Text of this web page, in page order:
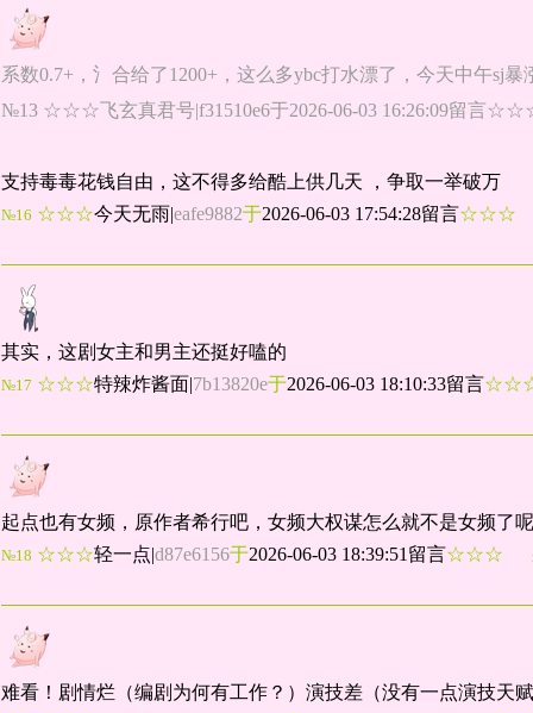
系数0.7+，氵合给了1200+，这么多ybc打水漂了，今天中午sj
№13 ☆☆☆飞玄真君号|f31510e6于2026-06-03 16:26:09留言
支持毒毒花钱自由，这不得多给酷上供几天 ，争取一举破万
№16 ☆☆☆今天无雨|eafe9882于2026-06-03 17:54:28留言
其实，这剧女主和男主还挺好嗑的
№17 ☆☆☆特辣炸酱面|7b13820e于2026-06-03 18:10:33留言
起点也有女频，原作者希行吧，女频大权谋怎么就不是女频了呢
№18 ☆☆☆轻一点|d87e6156于2026-06-03 18:39:51留言☆☆☆
难看！剧情烂（编剧为何有工作？）演技差（没有一点演技天